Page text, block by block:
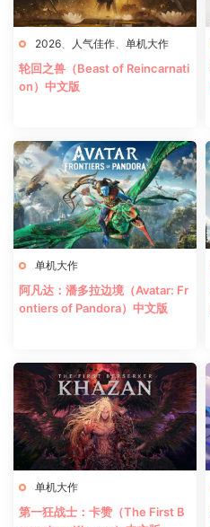
2026 人气佳作 单机大作
轮回之兽（Beast of Reincarnati
on）中文版
单机大作
阿凡达：潘多拉边境（Avatar: Fr
ontiers of Pandora）中文版
单机大作
第一狂战士：卡赞（The First B